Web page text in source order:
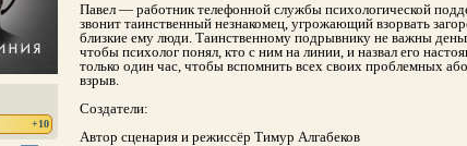
+10
Павел — работник телефонной службы психологической
звонит таинственный незнакомец, угрожающий взорвать
близкие ему люди. Таинственному подрывнику не важны
чтобы психолог понял, кто с ним на линии, и назвал его
только один час, чтобы вспомнить всех своих проблемных
взрыв.
Создатели:
Автор сценария и режиссёр Тимур Алгабеков